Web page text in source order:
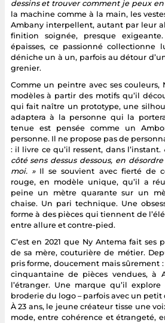
dessins et trouver comment je peux
la machine comme à la main, les
Ambany interpellent, autant par leur
finition soignée, presque
épaisses, ce passionné collectionne
déniche un à un, parfois au détour
grenier.
Comme un peintre avec ses couleurs,
modèles à partir des motifs qu’il
qui fait naître un prototype, une
adaptera à la personne qui la
tenue est pensée comme un
personne. Il ne propose pas de
: il livre ce qu’il ressent, dans l’instant.
côté sens dessus dessous, en
moi. »Il se souvient avec fierté de
rouge, en modèle unique, qu’il a
peine un mètre quarante sur un
chaise. Un pari technique. Une
forme à des pièces qui tiennent de
entre allure et contre-pied.
C’est en 2021 que Ny Antema fait ses
de sa mère, couturière de métier.
pris forme, doucement mais sûrement
cinquantaine de pièces vendues, à
l’étranger. Une marque qu’il
broderie du logo – parfois avec un
À 23 ans, le jeune créateur tisse une
mode, entre cohérence et étrangeté,